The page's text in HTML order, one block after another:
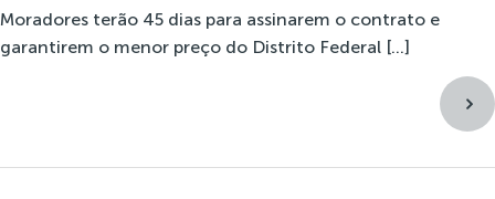
Moradores terão 45 dias para assinarem o contrato e
garantirem o menor preço do Distrito Federal […]